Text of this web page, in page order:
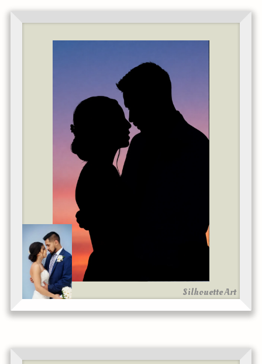
Silhouette Art